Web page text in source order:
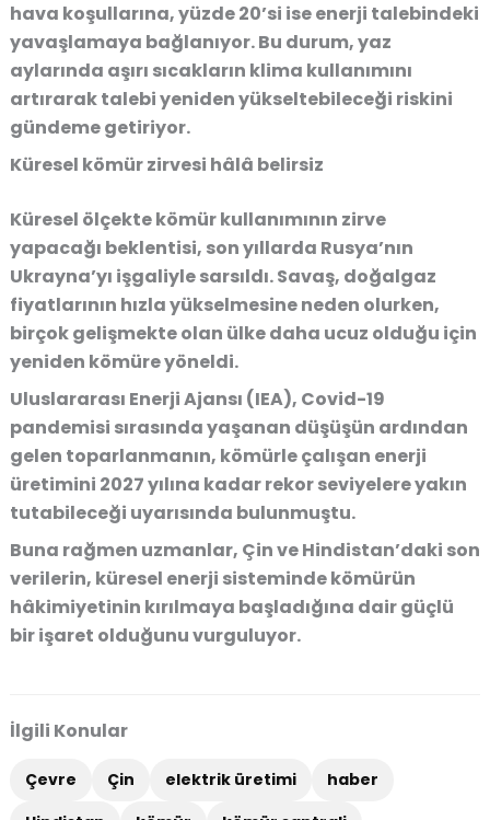
hava koşullarına,yüzde 20’si ise enerji talebindeki
yavaşlamaya bağlanıyor. Bu durum, yaz
aylarında aşırı sıcakların klima kullanımını
artırarak talebi yeniden yükseltebileceği riskini
gündeme getiriyor.
Küresel kömür zirvesi hâlâ belirsiz
Küresel ölçekte kömür kullanımının zirve
yapacağı beklentisi, son yıllarda Rusya’nın
Ukrayna’yı işgaliyle sarsıldı. Savaş, doğalgaz
fiyatlarının hızla yükselmesine neden olurken,
birçok gelişmekte olan ülke daha ucuz olduğu için
yeniden kömüre yöneldi.
Uluslararası Enerji Ajansı (IEA), Covid-19
pandemisi sırasında yaşanan düşüşün ardından
gelen toparlanmanın, kömürle çalışan enerji
üretimini 2027 yılına kadar rekor seviyelere yakın
tutabileceği uyarısında bulunmuştu.
Buna rağmen uzmanlar, Çin ve Hindistan’daki son
verilerin, küresel enerji sisteminde kömürün
hâkimiyetinin kırılmaya başladığına dair güçlü
bir işaret olduğunu vurguluyor.
İlgili Konular
Çevre Çin elektrik üretimi
haber